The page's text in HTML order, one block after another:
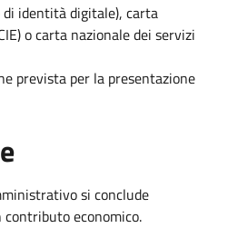
di identità digitale), carta
o carta nazionale dei servizi
prevista per la presentazione
si conclude
economico.